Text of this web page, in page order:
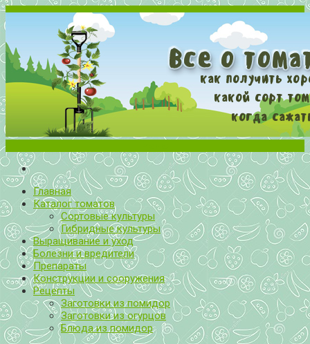
Все о томатах. Выращивание томатов. Сорта и рассада.
Выращивание и уход за томатами
Главная
Каталог томатов
Сортовые культуры
Гибридные культуры
Выращивание и уход
Болезни и вредители
Препараты
Конструкции и сооружения
Рецепты
Заготовки из помидор
Заготовки из огурцов
Блюда из помидор